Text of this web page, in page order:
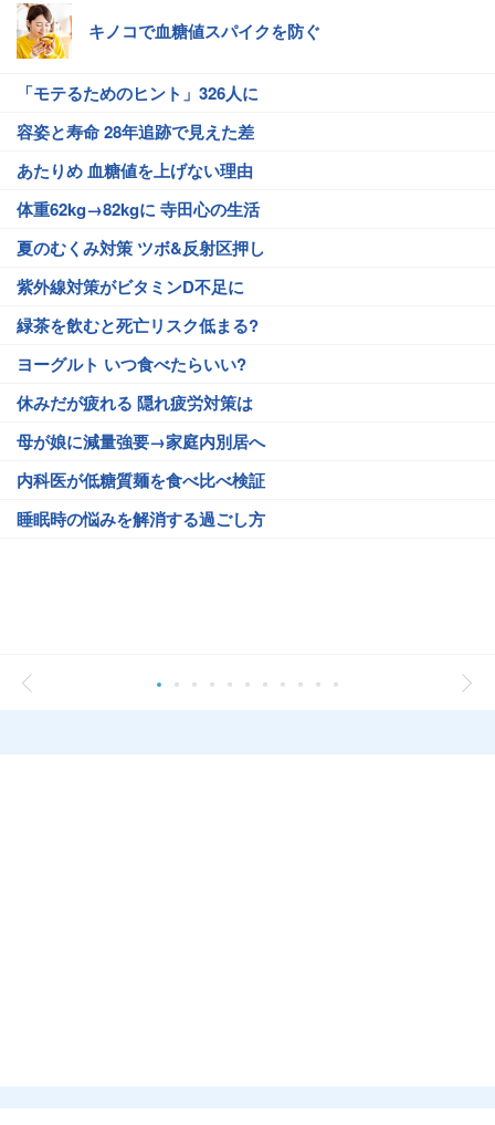
キノコで血糖値スパイクを防ぐ
「モテるためのヒント」326人に
容姿と寿命 28年追跡で見えた差
あたりめ 血糖値を上げない理由
体重62kg→82kgに 寺田心の生活
夏のむくみ対策 ツボ&反射区押し
紫外線対策がビタミンD不足に
緑茶を飲むと死亡リスク低まる?
ヨーグルト いつ食べたらいい?
休みだが疲れる 隠れ疲労対策は
母が娘に減量強要→家庭内別居へ
内科医が低糖質麺を食べ比べ検証
睡眠時の悩みを解消する過ごし方